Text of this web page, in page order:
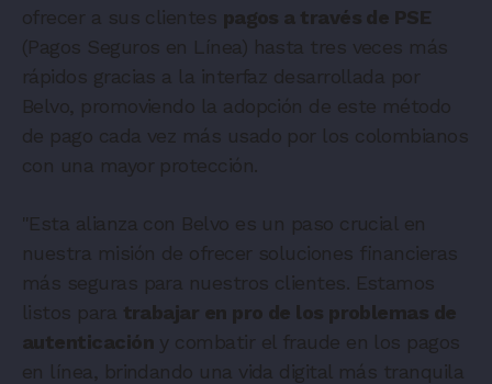
ofrecer a sus clientes pagos a través de PSE
(Pagos Seguros en Línea) hasta tres veces más
rápidos gracias a la interfaz desarrollada por
Belvo, promoviendo la adopción de este método
de pago cada vez más usado por los colombianos
con una mayor protección.
"Esta alianza con Belvo es un paso crucial en
nuestra misión de ofrecer soluciones financieras
más seguras para nuestros clientes. Estamos
listos para trabajar en pro de los problemas de
autenticacióny combatir el fraude en los pagos
en línea, brindando una vida digital más tranquila